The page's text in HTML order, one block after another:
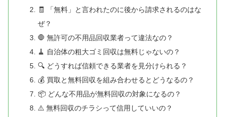
🧾 「無料」と言われたのに後から請求されるのはな
ぜ？
🛑 無許可の不用品回収業者って違法なの？
🧹 自治体の粗大ゴミ回収は無料じゃないの？
🔍 どうすれば信頼できる業者を見分けられる？
💰 買取と無料回収を組み合わせるとどうなるの？
📦 どんな不用品が無料回収の対象になるの？
⚠️ 無料回収のチラシって信用していいの？